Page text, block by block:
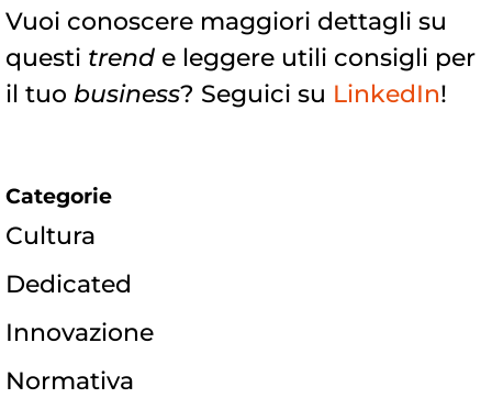
Vuoi conoscere maggiori dettagli su
questi trend e leggere utili consigli per
il tuo business? Seguici su LinkedIn!
Categorie
Cultura
Dedicated
Innovazione
Normativa